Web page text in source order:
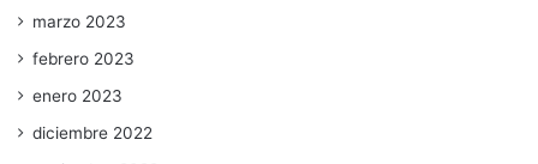
marzo 2023
febrero 2023
enero 2023
diciembre 2022